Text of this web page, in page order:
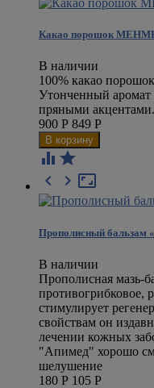
Какао порошок
В наличии
100% какао
Утонченный аромат
пряными акцентами.
900 Р 849 Р
 

 
Прополисный бальзам
В наличии
​Прополисная мазь-
противогрибковое,
стимулирует
свойствам он
лечении кожных
"Апимед" хорошо
шелушение
180 Р 105 Р